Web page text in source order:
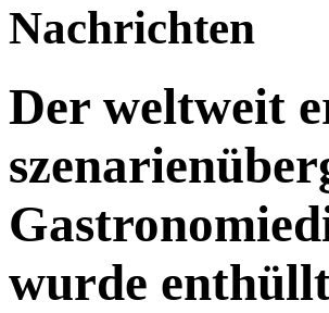
Nachrichten
Der weltweit
wurde